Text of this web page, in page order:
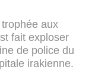
aux
fait exploser
de police du
irakienne.